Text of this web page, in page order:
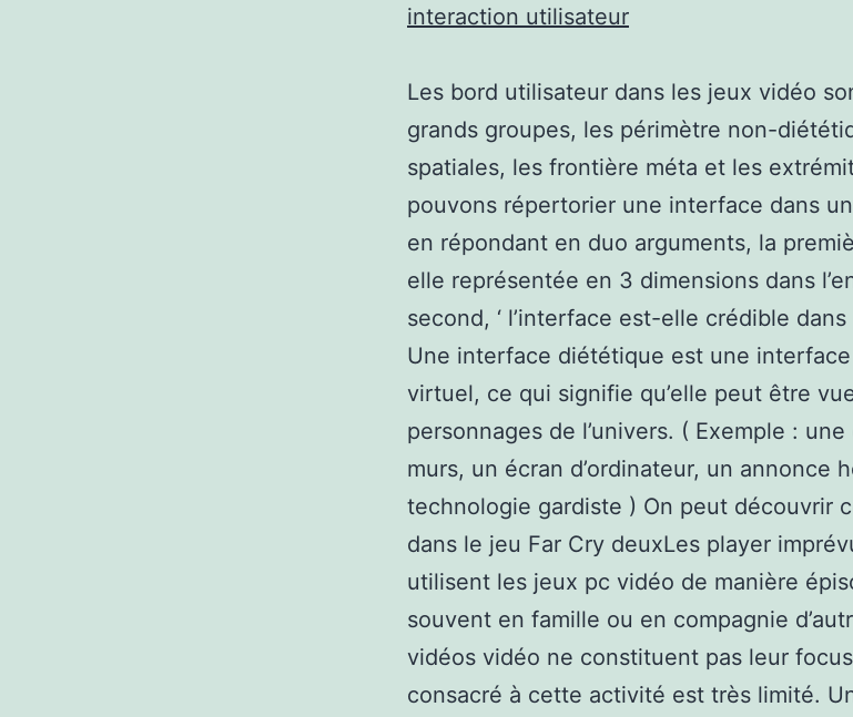
interaction utilisateur
Les bord utilisateur dans les jeux vidéo
grands groupes, les périmètre non-
spatiales, les frontière méta et les
pouvons répertorier une interface dans
en répondant en duo arguments, la
elle représentée en 3 dimensions dans
second, ‘ l’interface est-elle crédible dans
Une interface diététique est une
virtuel, ce qui signifie qu’elle peut être
personnages de l’univers. ( Exemple :
murs, un écran d’ordinateur, un annonce
technologie gardiste ) On peut découvrir
dans le jeu Far Cry deuxLes player
utilisent les jeux pc vidéo de manière
souvent en famille ou en compagnie
vidéos vidéo ne constituent pas leur
consacré à cette activité est très limité.